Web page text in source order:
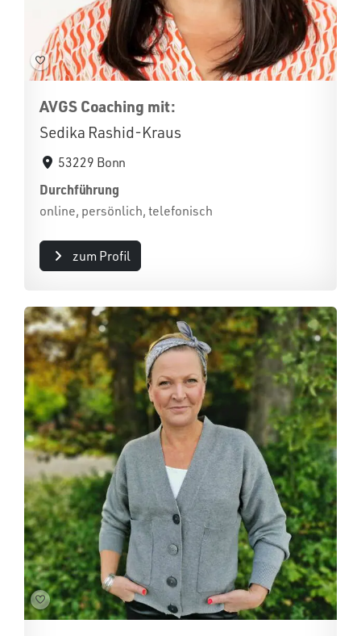
AVGS Coaching mit:
Sedika Rashid-Kraus
53229 Bonn
Durchführung
online, persönlich, telefonisch
zum Profil